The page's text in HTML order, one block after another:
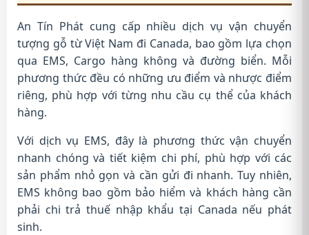
An Tín Phát cung cấp nhiều dịch vụ vận chuyển
tượng gỗ từ Việt Nam đi Canada, bao gồm lựa chọn
qua EMS, Cargo hàng không và đường biển. Mỗi
phương thức đều có những ưu điểm và nhược điểm
riêng, phù hợp với từng nhu cầu cụ thể của khách
hàng.
Với dịch vụ EMS, đây là phương thức vận chuyển
nhanh chóng và tiết kiệm chi phí, phù hợp với các
sản phẩm nhỏ gọn và cần gửi đi nhanh. Tuy nhiên,
EMS không bao gồm bảo hiểm và khách hàng cần
phải chi trả thuế nhập khẩu tại Canada nếu phát
sinh.